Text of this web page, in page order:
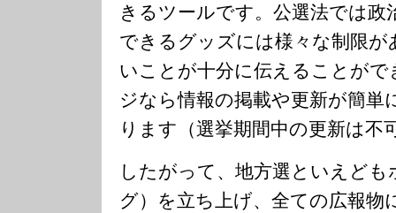
きるツールです。公選法では政
できるグッズには様々な制限が
いことが十分に伝えることが
ジなら情報の掲載や更新が簡
ります（選挙期間中の更新は不
したがって、地方選といえど
グ）を立ち上げ、全ての広報物